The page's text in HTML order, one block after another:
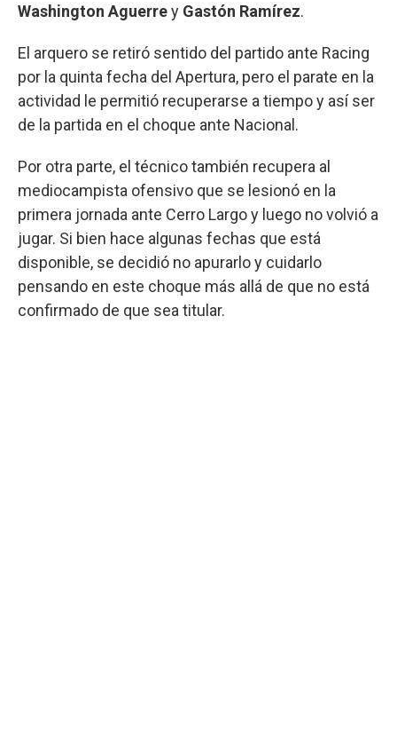
Washington Aguerrey Gastón Ramírez.
El arquero se retiró sentido del partido ante Racing
por la quinta fecha del Apertura, pero el parate en la
actividad le permitió recuperarse a tiempo y así ser
de la partida en el choque ante Nacional.
Por otra parte, el técnico también recupera al
mediocampista ofensivo que se lesionó en la
primera jornada ante Cerro Largo y luego no volvió a
jugar. Si bien hace algunas fechas que está
disponible, se decidió no apurarlo y cuidarlo
pensando en este choque más allá de que no está
confirmado de que sea titular.